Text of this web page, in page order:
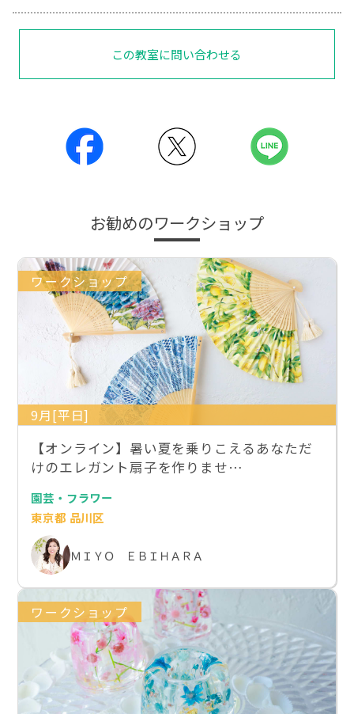
この教室に問い合わせる
お勧めのワークショップ
ワークショップ
9月[平日]
【オンライン】暑い夏を乗りこえるあなただ
けのエレガント扇子を作りませ…
園芸・フラワー
東京都 品川区
ＭＩＹＯ ＥＢＩＨＡＲＡ
ワークショップ